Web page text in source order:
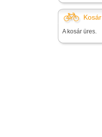
Kosár
A kosár üres.